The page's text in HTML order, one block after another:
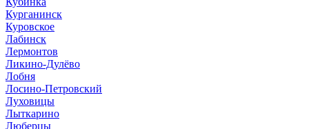
Курганинск
Куровское
Лабинск
Лермонтов
Ликино-Дулёво
Лобня
Лосино-Петровский
Луховицы
Лыткарино
Люберцы